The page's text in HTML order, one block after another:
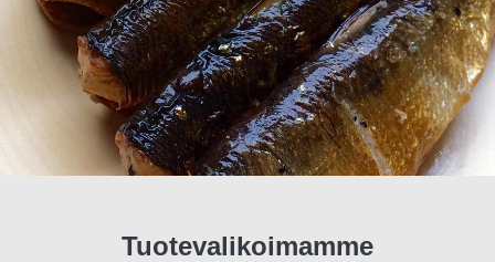
Tuotevalikoimamme